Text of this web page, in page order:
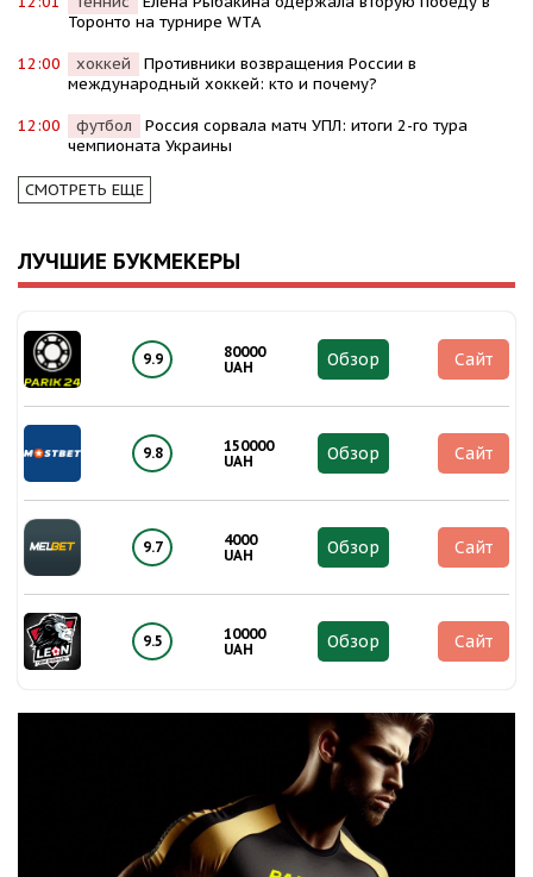
Торонто на турнире WTA
12:00 хоккей
Противники возвращения России в
международный хоккей: кто и почему?
12:00 футбол
Россия сорвала матч УПЛ: итоги 2-го тура
чемпионата Украины
СМОТРЕТЬ ЕЩЕ
ЛУЧШИЕ БУКМЕКЕРЫ
9.9
80000
UAH
Обзор Сайт
9.8
150000
UAH
Обзор Сайт
9.7
4000
UAH
Обзор Сайт
9.5
10000
UAH
Обзор Сайт